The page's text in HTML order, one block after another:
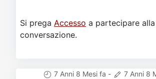
Si prega Accesso a partecipare alla
conversazione.
7 Anni 8 Mesi fa - 7 Anni 8